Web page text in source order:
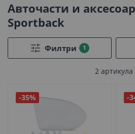
Авточасти и
Sportback
Филтри
2артикула
-35% -